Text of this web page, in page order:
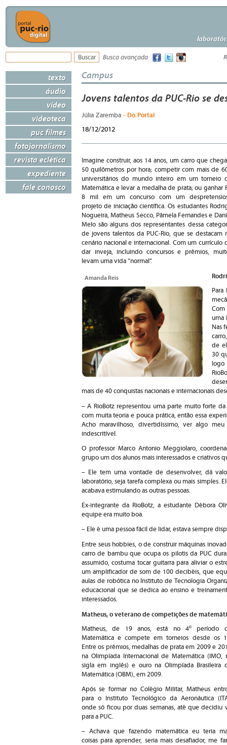
Busca avançada
texto
áudio
vídeo
videoteca
puc filmes
fotojornalismo
revista eclética
expediente
fale conosco
Campus
Jovens talentos da PUC-Rio se
Júlia Zaremba - Do Portal
18/12/2012
Imagine construir, aos 14 anos, um carro que
50 quilômetros por hora; competir com mais de
universitários do mundo inteiro em um torneio
Matemática e levar a medalha de prata; ou ganhar
8 mil em um concurso com um
projeto de iniciação científica. Os estudantes
Nogueira, Matheus Secco, Pâmela Fernandes e
Melo são alguns dos representantes dessa
de jovens talentos da PUC-Rio, que se destacam
cenário nacional e internacional. Com um currículo
dar inveja, incluindo concursos e prêmios,
levam uma vida “normal”.
Amanda Reis
Com
uma
Nas
de
30
mais de 40 conquistas nacionais e internacionais
– A RioBotz representou uma parte muito forte
com muita teoria e pouca prática, então essa
Acho maravilhoso, divertidíssimo, ver algo
indescritível.
O professor Marco Antonio Meggiolaro,
grupo um dos alunos mais interessados e criativos
– Ele tem uma vontade de desenvolver, dá
laboratório, seja tarefa complexa ou mais simples.
acabava estimulando as outras pessoas.
Ex-integrante da RioBotz, a estudante Débora
equipe era muito boa.
– Ele é uma pessoa fácil de lidar, estava sempre
Entre seus hobbies, o de construir máquinas
carro de bambu que ocupa os pilotis da PUC
assumido, costuma tocar guitarra para aliviar o
um amplificador de som de 100 decibéis, que
aulas de robótica no Instituto de Tecnologia
educacional que se dedica ao ensino e
interessados.
Matheus, o veterano de competições de
Matheus, de 19 anos, está no 4º período
Matemática e compete em torneios desde os
Entre os prêmios, medalhas de prata em 2009 e
na Olimpíada Internacional de Matemática (IMO,
sigla em inglês) e ouro na Olimpíada Brasileira
Matemática (OBM), em 2009.
Após se formar no Colégio Militar, Matheus
para o Instituto Tecnológico da Aeronáutica
onde só ficou por duas semanas, até que decidiu
para a PUC.
– Achava que fazendo matemática eu teria
coisas para aprender, seria mais desafiador, me